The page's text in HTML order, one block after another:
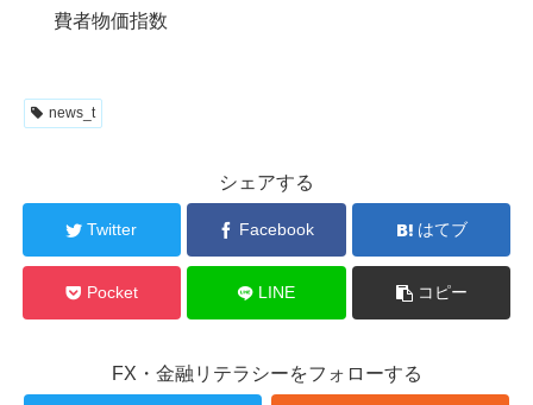
費者物価指数
news_t
シェアする
Twitter Facebook はてブ
Pocket LINE コピー
FX・金融リテラシーをフォローする